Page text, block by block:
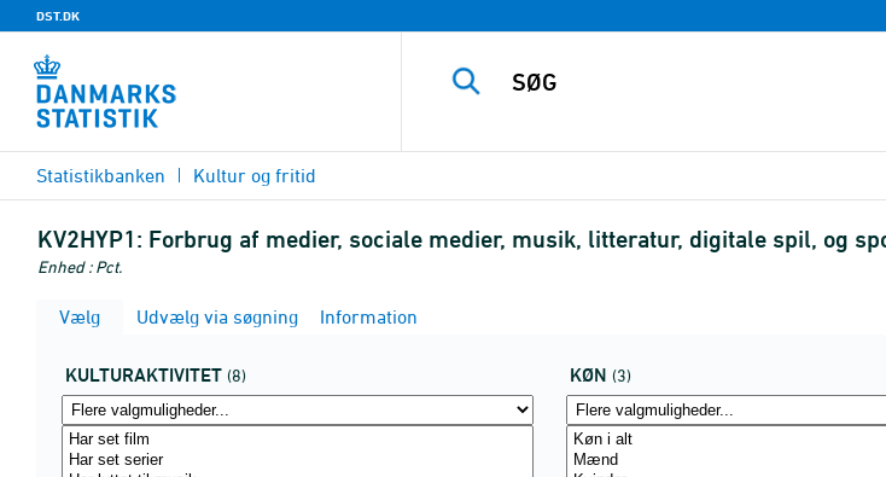
DST.DK
Statistikbanken Kultur og fritid
KV2HYP1: Forbrug af medier, sociale medier, musik, litteratur, digitale spil, og
Enhed : Pct.
Vælg Udvælg via søgning Information
KULTURAKTIVITET (8) KØN (3)